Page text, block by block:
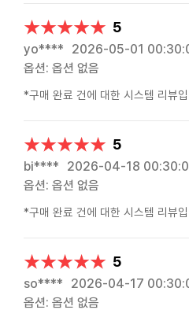
★★★★★
★★★★★ 5
yo**** 2026-05-01
옵션: 옵션 없음
*구매 완료 건에 대한 시스템 리뷰
★★★★★
★★★★★ 5
bi**** 2026-04-18
옵션: 옵션 없음
*구매 완료 건에 대한 시스템 리뷰
★★★★★
★★★★★ 5
so**** 2026-04-17
옵션: 옵션 없음